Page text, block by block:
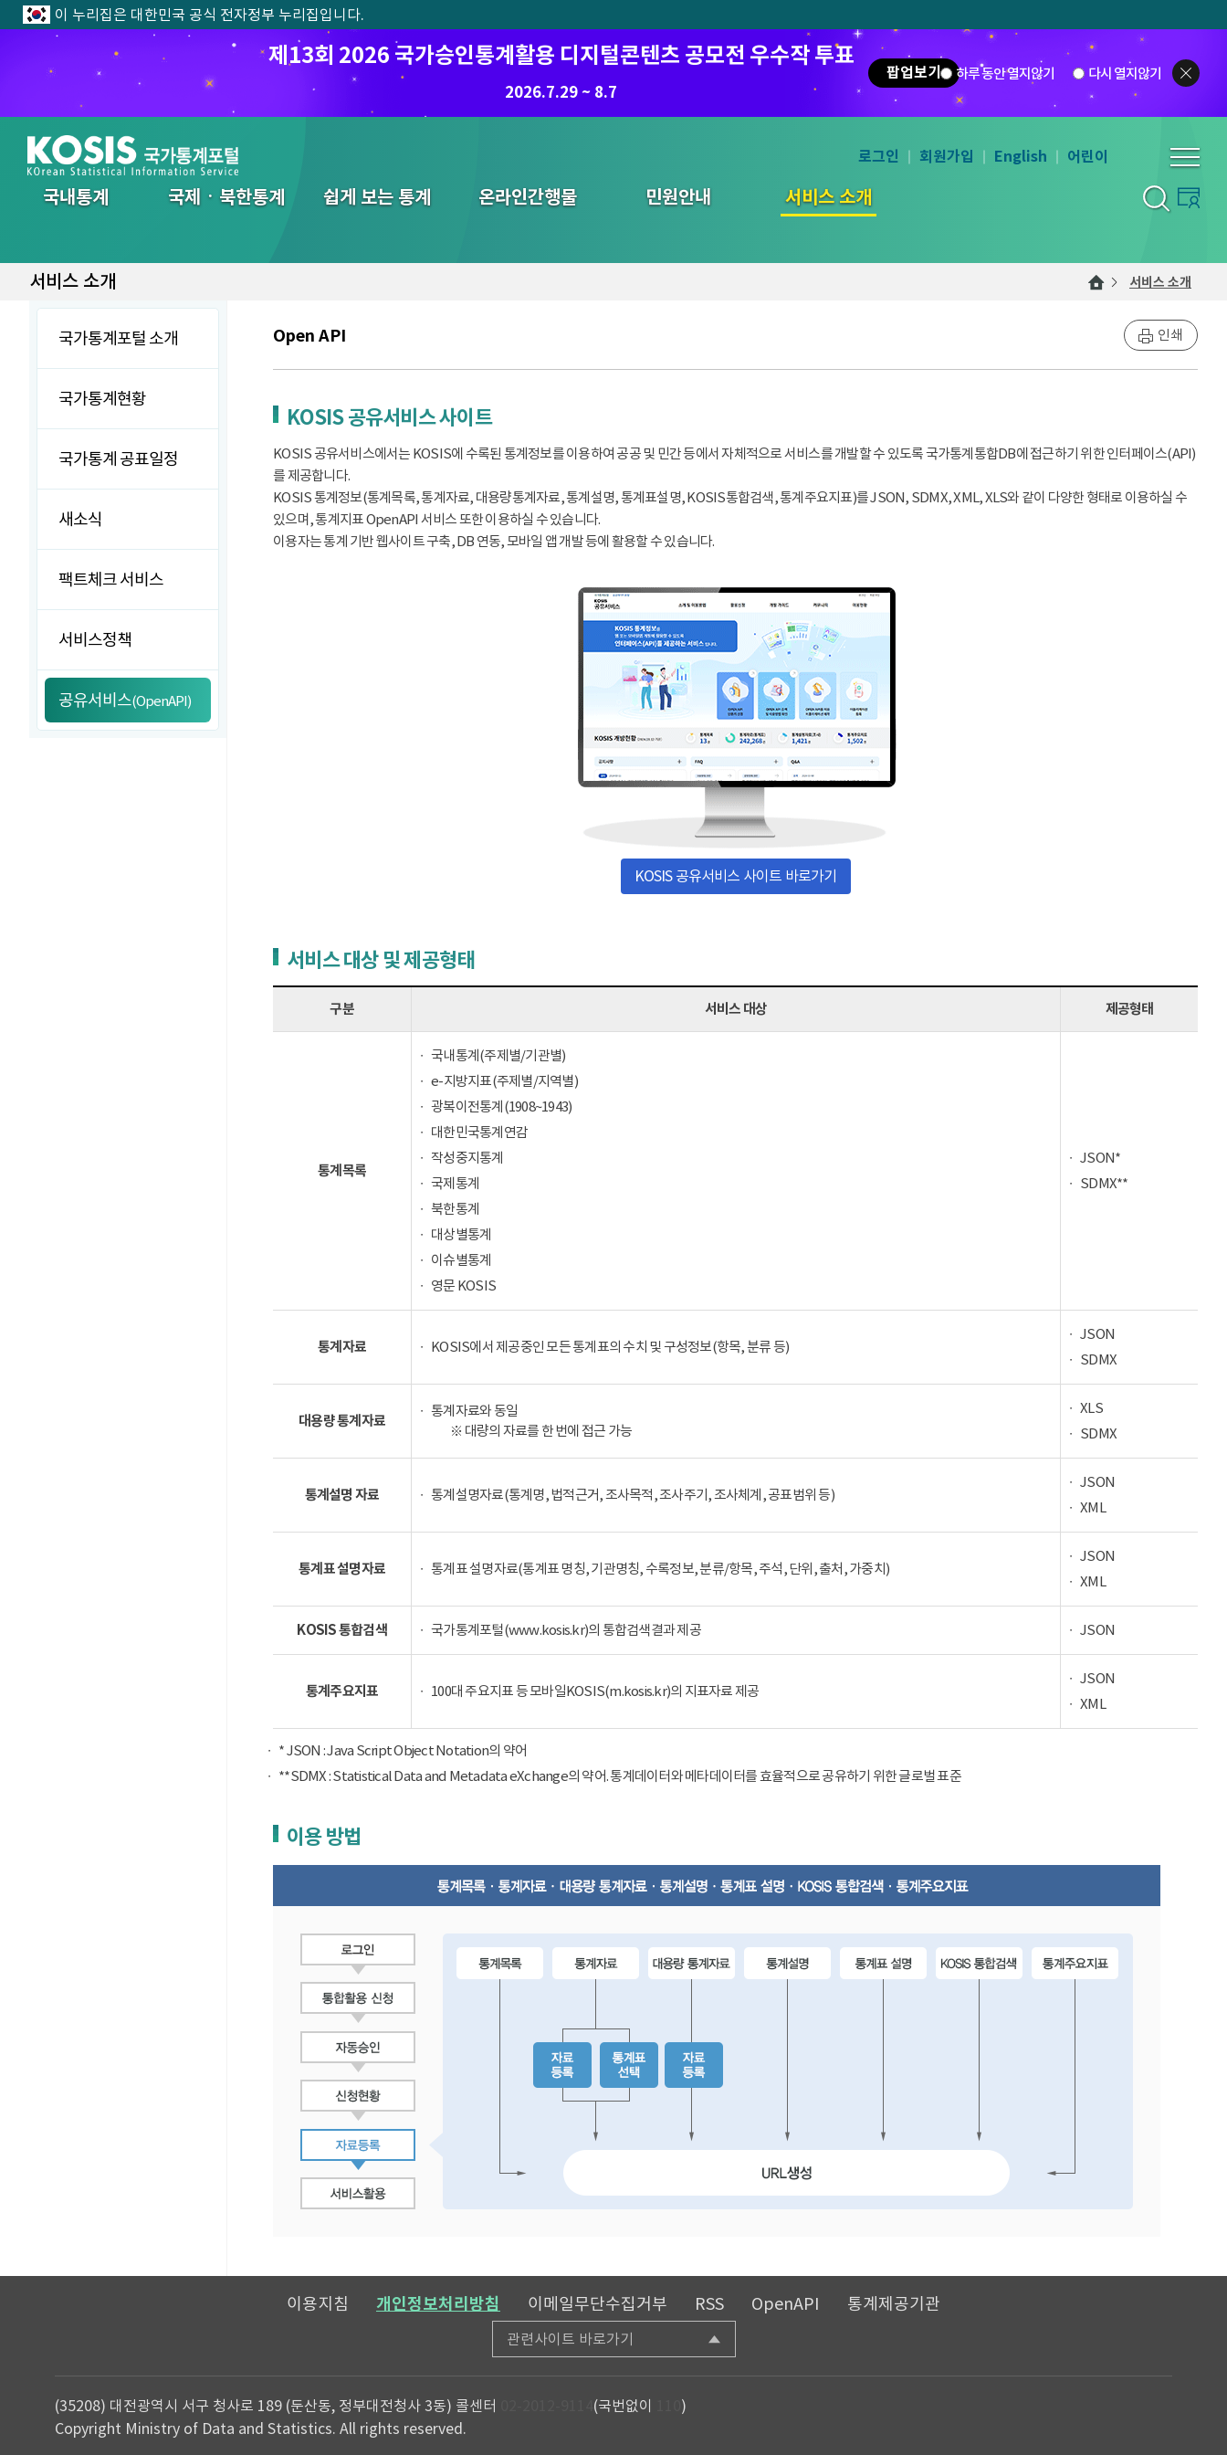
이 누리집은 대한민국 공식 전자정부 누리집입니다.
제13회 2026 국가승인통계활용 디지털콘텐츠 공모전 우수작 투표
2026.7.29 ~ 8.7
팝업보기 하루 동안 열지않기 다시 열지않기
국내통계 국제ㆍ북한통계 쉽게 보는 통계 온라인간행물 민원안내 서비스 소개
통합검색
로그인 회원가입 English 어린이
서비스 소개 서비스 소개
국가통계포털 소개
국가통계현황
국가통계 공표일정
새소식
팩트체크 서비스
서비스정책
공유서비스(OpenAPI)
Open API 인쇄
KOSIS 공유서비스 사이트
KOSIS 공유서비스에서는 KOSIS에 수록된 통계정보를 이용하여 공공 및 민간 등에서 자체적으로 서비스를 개발할 수 있도록 국가통계통합DB에 접근하기 위한 인터페이스(API)
를 제공합니다.
KOSIS 통계정보(통계목록, 통계자료, 대용량통계자료, 통계설명, 통계표설명, KOSIS통합검색, 통계주요지표)를 JSON, SDMX, XML, XLS와 같이 다양한 형태로 이용하실 수
있으며, 통계지표 OpenAPI 서비스 또한 이용하실 수 있습니다.
이용자는 통계 기반 웹사이트 구축, DB 연동, 모바일 앱 개발 등에 활용할 수 있습니다.
KOSIS 공유서비스 사이트 바로가기
서비스 대상 및 제공형태
구분 서비스 대상 제공형태
통계목록
국내통계(주제별/기관별)
e-지방지표(주제별/지역별)
광복이전통계(1908~1943)
대한민국통계연감
작성중지통계
국제통계
북한통계
대상별통계
이슈별통계
영문 KOSIS
JSON*
SDMX**
통계자료 KOSIS에서 제공중인 모든 통계표의 수치 및 구성정보(항목, 분류 등)
JSON
SDMX
대용량 통계자료
통계자료와 동일
※ 대량의 자료를 한 번에 접근 가능
XLS
SDMX
통계설명 자료 통계설명자료(통계명, 법적근거, 조사목적, 조사주기, 조사체계, 공표범위 등)
JSON
XML
통계표 설명자료 통계표 설명자료(통계표 명칭, 기관명칭, 수록정보, 분류/항목, 주석, 단위, 출처, 가중치)
JSON
XML
KOSIS 통합검색 국가통계포털(www.kosis.kr)의 통합검색결과 제공 JSON
통계주요지표 100대 주요지표 등 모바일KOSIS(m.kosis.kr)의 지표자료 제공
JSON
XML
* JSON : Java Script Object Notation의 약어
**SDMX : Statistical Data and Metadata eXchange의 약어. 통계데이터와 메타데이터를 효율적으로 공유하기 위한 글로벌 표준
이용 방법
이용지침 개인정보처리방침 이메일무단수집거부 RSS OpenAPI 통계제공기관
관련사이트 바로가기
(35208) 대전광역시 서구 청사로 189 (둔산동, 정부대전청사 3동) 콜센터 (국번없이
)
Copyright Ministry of Data and Statistics. All rights reserved.